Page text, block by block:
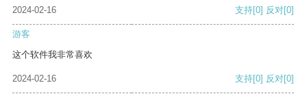
2024-02-16
支持[0] 反对[0]
游客
这个软件我非常喜欢
2024-02-16 支持[0] 反对[0]